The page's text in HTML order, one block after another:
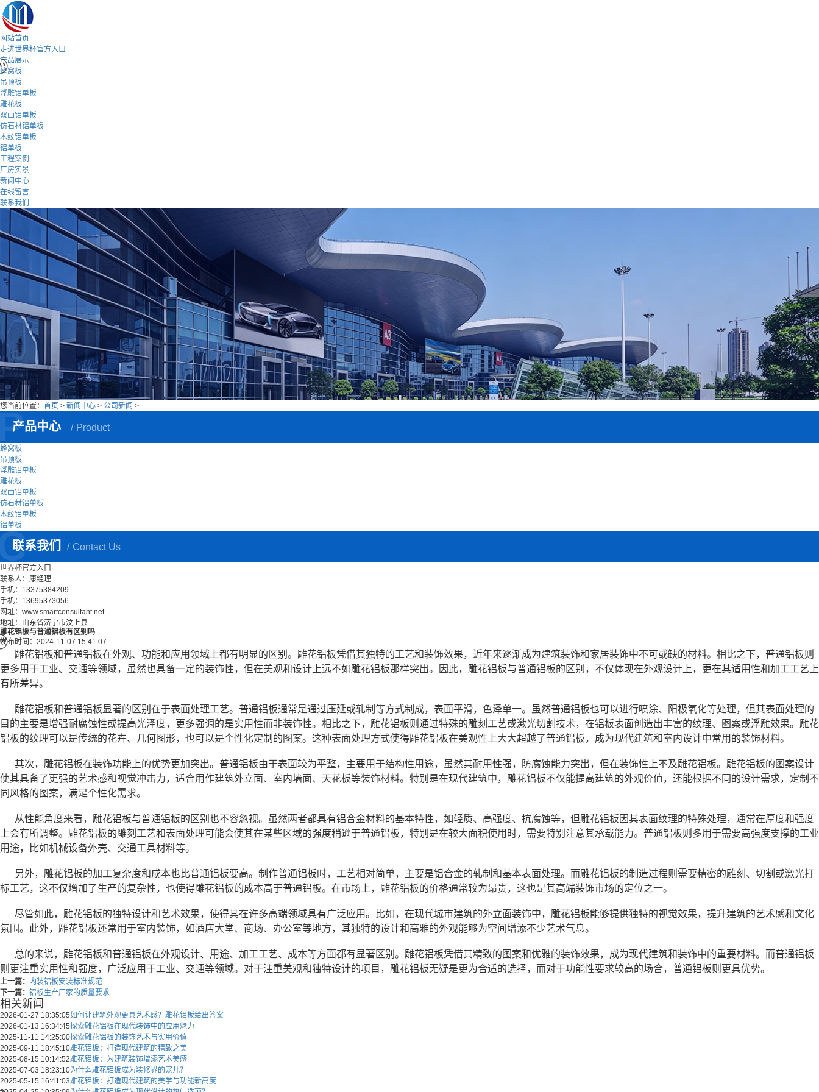
网站首页
走进世界杯官方入口
产品展示
蜂窝板
吊顶板
浮雕铝单板
雕花板
双曲铝单板
仿石材铝单板
木纹铝单板
铝单板
工程案例
厂房实景
新闻中心
在线留言
联系我们
您当前位置： 首页 > 新闻中心 > 公司新闻 >
产品中心 Product
蜂窝板
吊顶板
浮雕铝单板
雕花板
双曲铝单板
仿石材铝单板
木纹铝单板
铝单板
联系我们 Contact Us
世界杯官方入口
联系人：康经理
手机：13375384209
手机：13695373056
网址：www.smartconsultant.net
地址：山东省济宁市汶上县
雕花铝板与普通铝板有区别吗
发布时间：2024-11-07 15:41:07
雕花铝板和普通铝板在外观、功能和应用领域上都有明显的区别。雕花铝板凭借其独特的工艺和装饰效果，近年来逐渐成为建筑装饰和家居装饰中不可或缺的材料。相比之下，普通铝板则
更多用于工业、交通等领域，虽然也具备一定的装饰性，但在美观和设计上远不如雕花铝板那样突出。因此，雕花铝板与普通铝板的区别，不仅体现在外观设计上，更在其适用性和加工工艺上
有所差异。
雕花铝板和普通铝板显著的区别在于表面处理工艺。普通铝板通常是通过压延或轧制等方式制成，表面平滑，色泽单一。虽然普通铝板也可以进行喷涂、阳极氧化等处理，但其表面处理的
目的主要是增强耐腐蚀性或提高光泽度，更多强调的是实用性而非装饰性。相比之下，雕花铝板则通过特殊的雕刻工艺或激光切割技术，在铝板表面创造出丰富的纹理、图案或浮雕效果。雕花
铝板的纹理可以是传统的花卉、几何图形，也可以是个性化定制的图案。这种表面处理方式使得雕花铝板在美观性上大大超越了普通铝板，成为现代建筑和室内设计中常用的装饰材料。
其次，雕花铝板在装饰功能上的优势更加突出。普通铝板由于表面较为平整，主要用于结构性用途，虽然其耐用性强，防腐蚀能力突出，但在装饰性上不及雕花铝板。雕花铝板的图案设计
使其具备了更强的艺术感和视觉冲击力，适合用作建筑外立面、室内墙面、天花板等装饰材料。特别是在现代建筑中，雕花铝板不仅能提高建筑的外观价值，还能根据不同的设计需求，定制不
同风格的图案，满足个性化需求。
从性能角度来看，雕花铝板与普通铝板的区别也不容忽视。虽然两者都具有铝合金材料的基本特性，如轻质、高强度、抗腐蚀等，但雕花铝板因其表面纹理的特殊处理，通常在厚度和强度
上会有所调整。雕花铝板的雕刻工艺和表面处理可能会使其在某些区域的强度稍逊于普通铝板，特别是在较大面积使用时，需要特别注意其承载能力。普通铝板则多用于需要高强度支撑的工业
用途，比如机械设备外壳、交通工具材料等。
另外，雕花铝板的加工复杂度和成本也比普通铝板要高。制作普通铝板时，工艺相对简单，主要是铝合金的轧制和基本表面处理。而雕花铝板的制造过程则需要精密的雕刻、切割或激光打
标工艺，这不仅增加了生产的复杂性，也使得雕花铝板的成本高于普通铝板。在市场上，雕花铝板的价格通常较为昂贵，这也是其高端装饰市场的定位之一。
尽管如此，雕花铝板的独特设计和艺术效果，使得其在许多高端领域具有广泛应用。比如，在现代城市建筑的外立面装饰中，雕花铝板能够提供独特的视觉效果，提升建筑的艺术感和文化
氛围。此外，雕花铝板还常用于室内装饰，如酒店大堂、商场、办公室等地方，其独特的设计和高雅的外观能够为空间增添不少艺术气息。
总的来说，雕花铝板和普通铝板在外观设计、用途、加工工艺、成本等方面都有显著区别。雕花铝板凭借其精致的图案和优雅的装饰效果，成为现代建筑和装饰中的重要材料。而普通铝板
则更注重实用性和强度，广泛应用于工业、交通等领域。对于注重美观和独特设计的项目，雕花铝板无疑是更为合适的选择，而对于功能性要求较高的场合，普通铝板则更具优势。
上一篇：
内装铝板安装标准规范
下一篇： 铝板生产厂家的质量要求
相关新闻
2026-01-27 18:35:05如何让建筑外观更具艺术感？雕花铝板给出答案
2026-01-13 16:34:45探索雕花铝板在现代装饰中的应用魅力
2025-11-11 14:25:00探索雕花铝板的装饰艺术与实用价值
2025-09-11 18:45:10雕花铝板：打造现代建筑的精致之美
2025-08-15 10:14:52雕花铝板：为建筑装饰增添艺术美感
2025-07-03 18:23:10为什么雕花铝板成为装修界的宠儿？
2025-05-15 16:41:03雕花铝板：打造现代建筑的美学与功能新高度